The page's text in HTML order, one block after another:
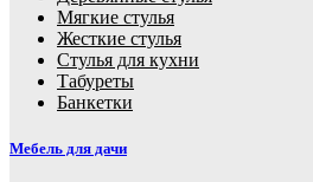
Мягкие стулья
Жесткие стулья
Стулья для кухни
Табуреты
Банкетки
Мебель для дачи